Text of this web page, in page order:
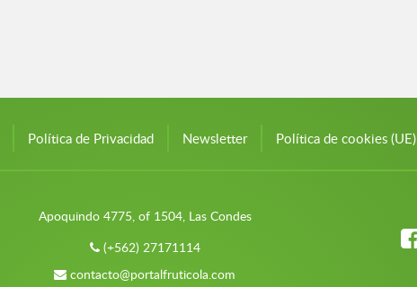
Política de Privacidad Newsletter Política de cookies (UE)
Apoquindo 4775, of 1504, Las Condes
(+562) 27171114
contacto@portalfruticola.com